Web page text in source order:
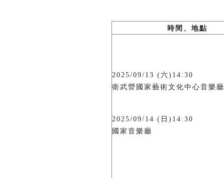
時間、地點
2025/09/13 (六)14:30
衛武營國家藝術文化中心音樂廳
2025/09/14 (日)14:30
國家音樂廳